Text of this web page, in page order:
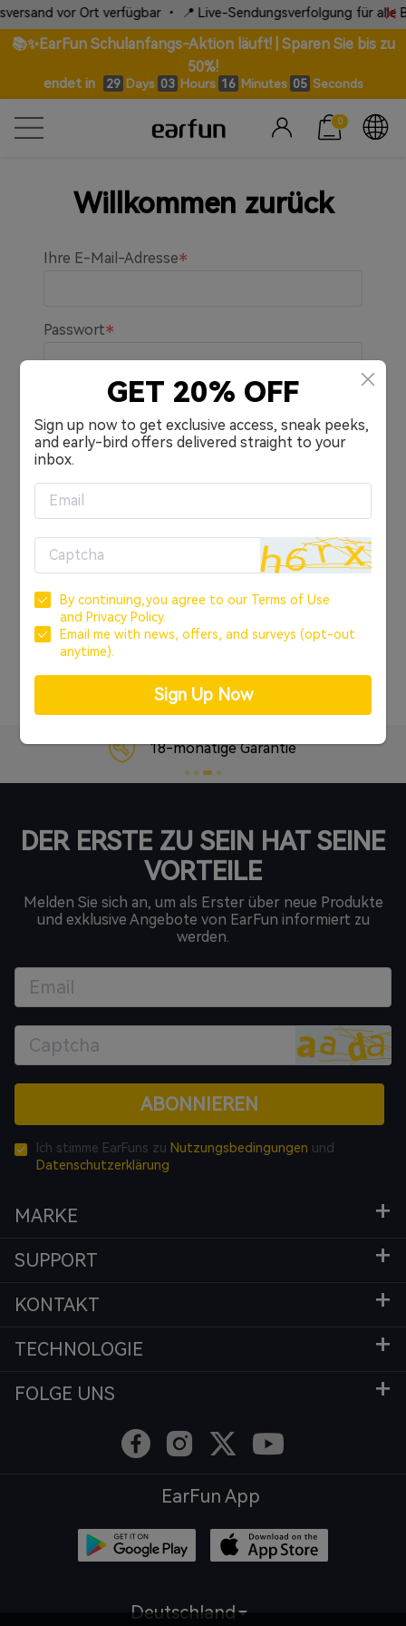
vor Ort verfügbar • 📍 Live-Sendungsverfolgung für alle
📚✨EarFun Schulanfangs-Aktion läuft! | Sparen Sie bis zu
50%!
endet in 29 Days 03 Hours 16 Minutes 05 Seconds
0
Willkommen zurück
Ihre E-Mail-Adresse
Passwort
An mich erinnern.
Anmelden
ODER
KONTO ERSTELLEN
Anmelden über Google
Anmelden über Facebook
Passwort vergessen?
18-monatige Garantie
DER ERSTE ZU SEIN HAT SEINE
VORTEILE
Melden Sie sich an, um als Erster über neue Produkte
und exklusive Angebote von EarFun informiert zu
werden.
ABONNIEREN
Ich stimme EarFuns zu Nutzungsbedingungen und
Datenschutzerklärung
MARKE
SUPPORT
KONTAKT
TECHNOLOGIE
FOLGE UNS
EarFun App
Deutschland
GET 20% OFF
Sign up now to get exclusive access, sneak peeks,
and early-bird offers delivered straight to your
inbox.
By continuing,you agree to our Terms of Use
and Privacy Policy.
Email me with news, offers, and surveys (opt-out
anytime).
Sign Up Now